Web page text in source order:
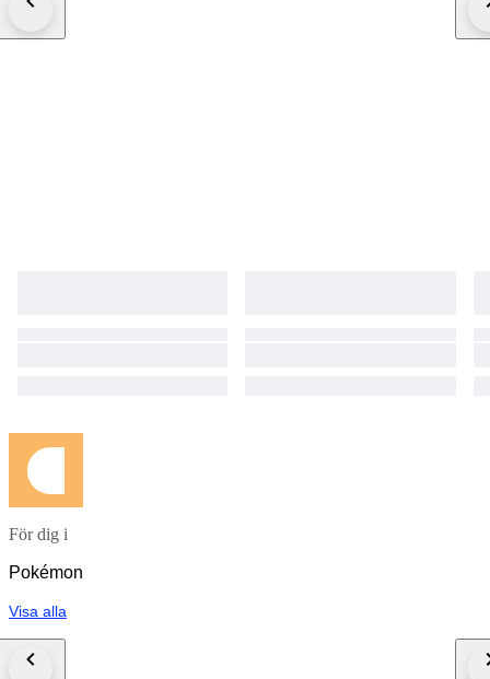
För dig i
Pokémon
Visa alla